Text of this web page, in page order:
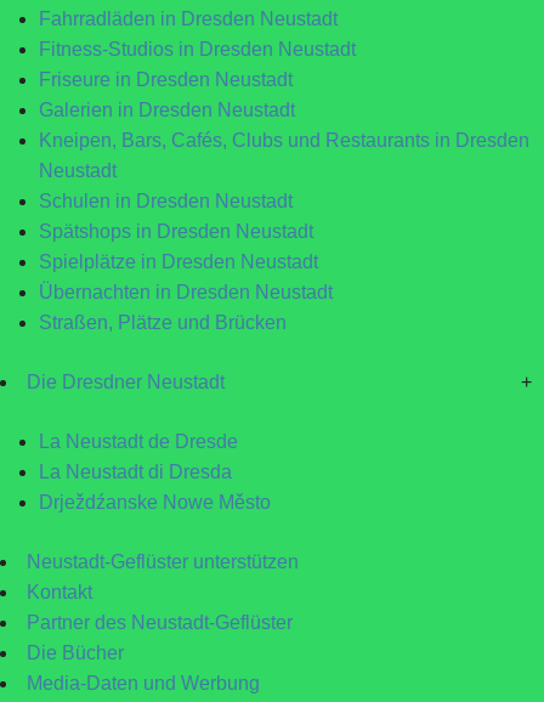
Fahrradläden in Dresden Neustadt
Fitness-Studios in Dresden Neustadt
Friseure in Dresden Neustadt
Galerien in Dresden Neustadt
Kneipen, Bars, Cafés, Clubs und Restaurants in Dresden
Neustadt
Schulen in Dresden Neustadt
Spätshops in Dresden Neustadt
Spielplätze in Dresden Neustadt
Übernachten in Dresden Neustadt
Straßen, Plätze und Brücken
Die Dresdner Neustadt +
La Neustadt de Dresde
La Neustadt di Dresda
Drježdźanske Nowe Město
Neustadt-Geflüster unterstützen
Kontakt
Partner des Neustadt-Geflüster
Die Bücher
Media-Daten und Werbung